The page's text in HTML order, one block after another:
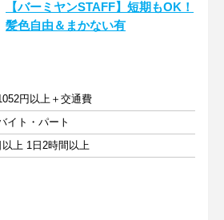
【バーミヤンSTAFF】短期もOK！
髪色自由＆まかない有
円以上＋交通費
イト・パート
以上 1日2時間以上